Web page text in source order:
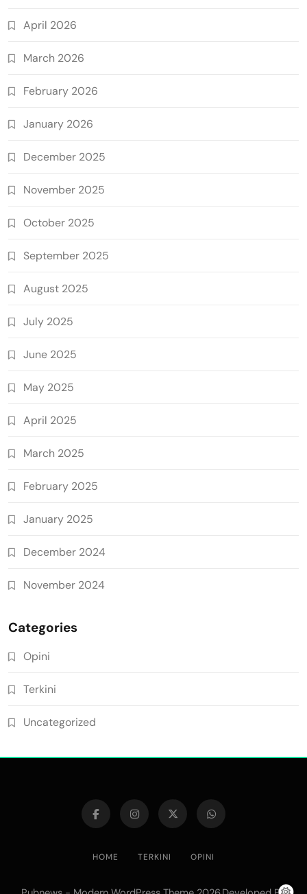
April 2026
March 2026
February 2026
January 2026
December 2025
November 2025
October 2025
September 2025
August 2025
July 2025
June 2025
May 2025
April 2025
March 2025
February 2025
January 2025
December 2024
November 2024
Categories
Opini
Terkini
Uncategorized
HOME TERKINI OPINI